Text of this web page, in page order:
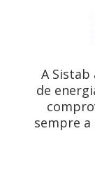
A
de
sempre a